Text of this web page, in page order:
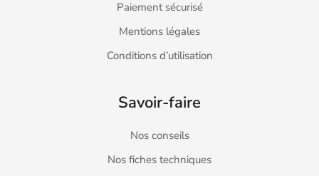
Paiement sécurisé
Mentions légales
Conditions d’utilisation
Savoir-faire
Nos conseils
Nos fiches techniques